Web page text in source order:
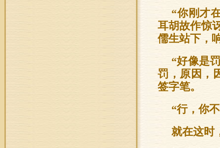
“你刚才
耳胡故作惊
儒生站下，
“好像是
罚，原因，
签字笔。
“行，你
就在这时